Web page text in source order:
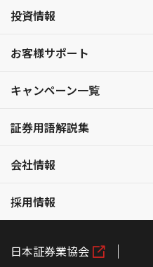
投資情報
お客様サポート
キャンペーン一覧
証券用語解説集
会社情報
採用情報
日本証券業協会